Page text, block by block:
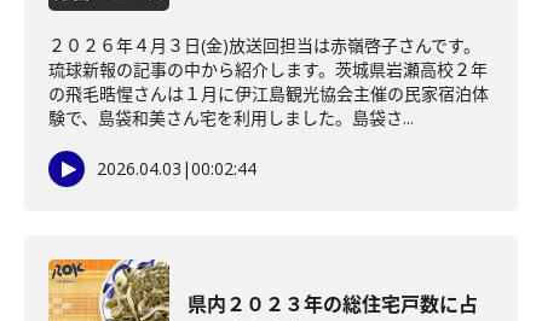
２０２６年４月３日(金)放送回担当は赤嶺啓子さんです。
琉球新報の記事の中から紹介します。茨城県岩瀬高校２年
の飛毛晧惺さんは１月に伊江島観光協会主催の民家宿泊体
験で、島袋和美さん宅を利用しました。島袋さ...
2026.04.03 |00:02:44
県内２０２３年の総住宅戸数に占